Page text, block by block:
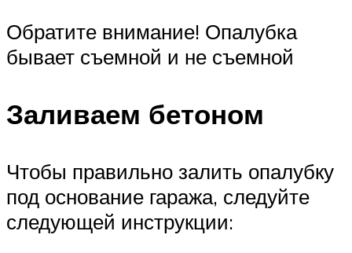
Обратите внимание! Опалубка
бывает съемной и не съемной
Заливаем бетоном
Чтобы правильно залить опалубку
под основание гаража, следуйте
следующей инструкции: